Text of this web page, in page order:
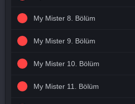
My Mister 8. Bölüm
My Mister 9. Bölüm
My Mister 10. Bölüm
My Mister 11. Bölüm